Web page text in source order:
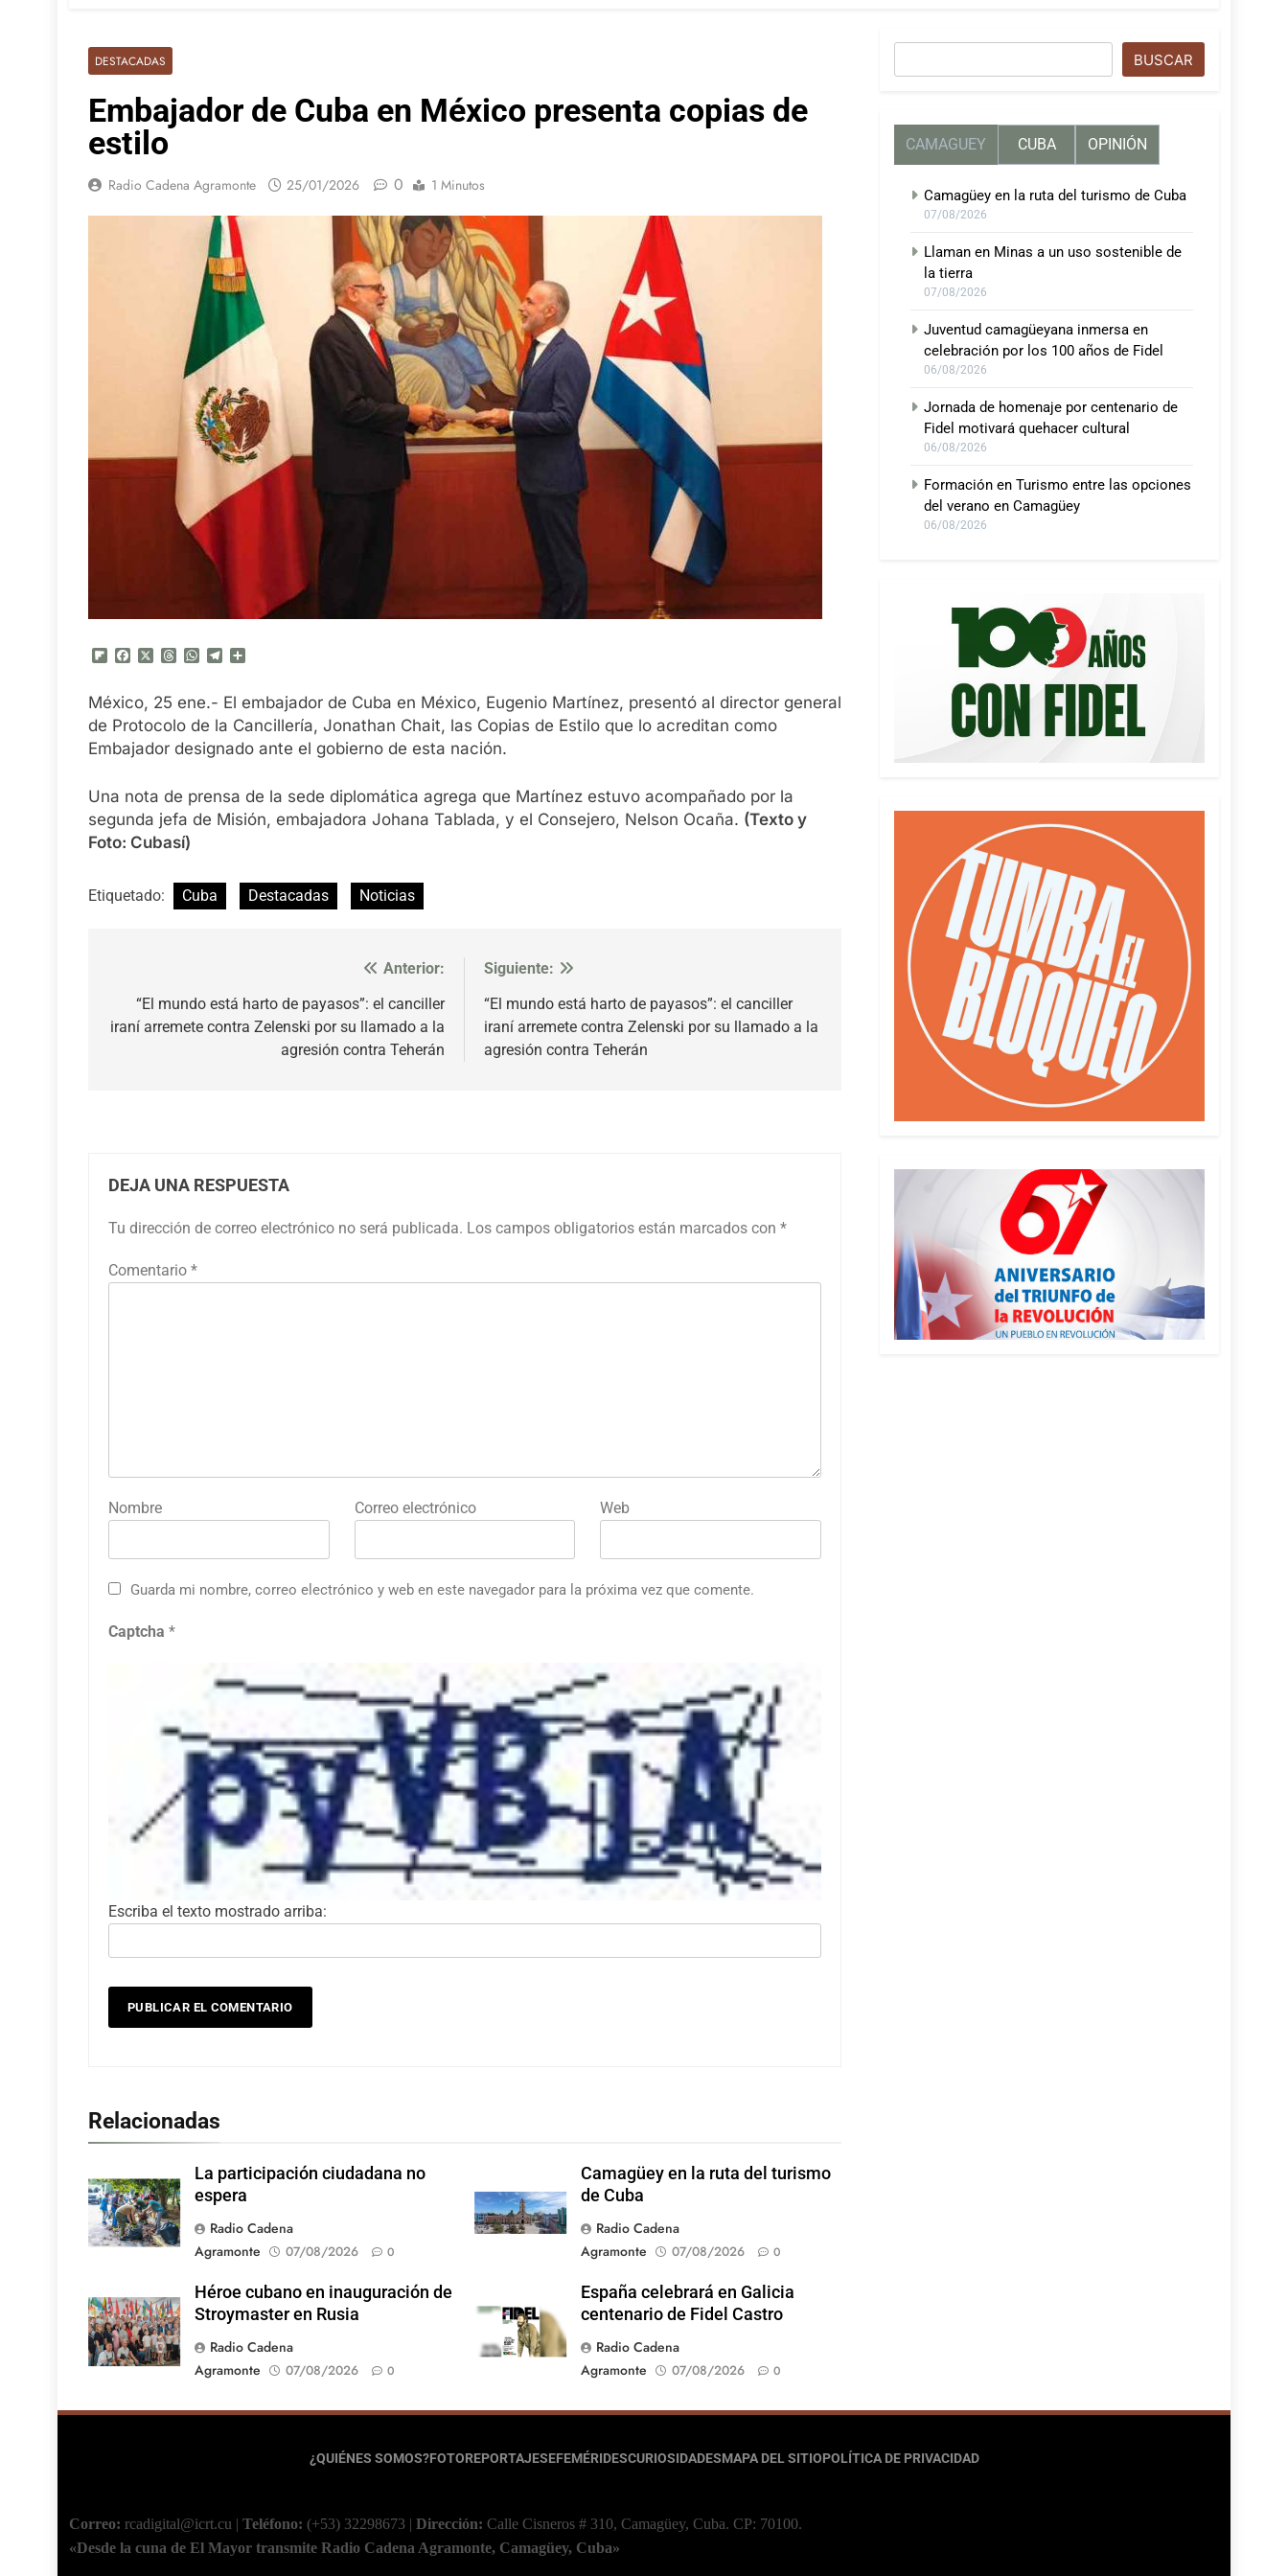
DESTACADAS
Embajador de Cuba en México presenta copias de
estilo
Radio Cadena Agramonte 25/01/2026 0 1 Minutos
Flipboard
FacebookThreadsWhatsApp
Telegram
México, 25 ene.- El embajador de Cuba en México, Eugenio Martínez, presentó al director general
de Protocolo de la Cancillería, Jonathan Chait, las Copias de Estilo que lo acreditan como
Embajador designado ante el gobierno de esta nación.
Una nota de prensa de la sede diplomática agrega que Martínez estuvo acompañado por la
segunda jefa de Misión, embajadora Johana Tablada, y el Consejero, Nelson Ocaña. (Texto y
Foto: Cubasí)
Etiquetado: Cuba Destacadas Noticias
Anterior:
“El mundo está harto de payasos”: el canciller
iraní arremete contra Zelenski por su llamado a la
agresión contra Teherán
Siguiente:
“El mundo está harto de payasos”: el canciller
iraní arremete contra Zelenski por su llamado a la
agresión contra Teherán
DEJA UNA RESPUESTA
Tu dirección de correo electrónico no será publicada. Los campos obligatorios están marcados con *
Comentario *
Nombre Correo electrónico Web
Guarda mi nombre, correo electrónico y web en este navegador para la próxima vez que comente.
Captcha *
Escriba el texto mostrado arriba:
Relacionadas
La participación ciudadana no
espera
Radio Cadena
Agramonte
07/08/2026 0
Camagüey en la ruta del turismo
de Cuba
Radio Cadena
Agramonte
07/08/2026 0
Héroe cubano en inauguración de
Stroymaster en Rusia
Radio Cadena
Agramonte
07/08/2026 0
España celebrará en Galicia
centenario de Fidel Castro
Radio Cadena
Agramonte
07/08/2026 0
BUSCAR
CAMAGUEY CUBA OPINIÓN
Camagüey en la ruta del turismo de Cuba
07/08/2026
Llaman en Minas a un uso sostenible de
la tierra
07/08/2026
Juventud camagüeyana inmersa en
celebración por los 100 años de Fidel
06/08/2026
Jornada de homenaje por centenario de
Fidel motivará quehacer cultural
06/08/2026
Formación en Turismo entre las opciones
del verano en Camagüey
06/08/2026
¿QUIÉNES SOMOS?FOTOREPORTAJESEFEMÉRIDESCURIOSIDADESMAPA DEL SITIOPOLÍTICA DE PRIVACIDAD
Correo: rcadigital@icrt.cu | Teléfono: (+53) 32298673 | Dirección: Calle Cisneros # 310, Camagüey, Cuba. CP: 70100.
«Desde la cuna de El Mayor transmite Radio Cadena Agramonte, Camagüey, Cuba»